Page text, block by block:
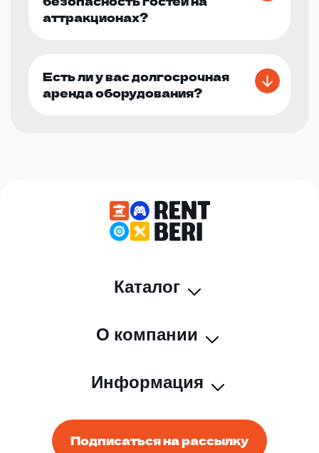
аттракционах?
Есть ли у вас долгосрочная
аренда оборудования?
Каталог
О компании
Информация
Подписаться на рассылку